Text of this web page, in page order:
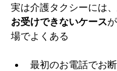
実は介護タクシーには、
お受けできないケース
場でよくある
最初のお電話でお